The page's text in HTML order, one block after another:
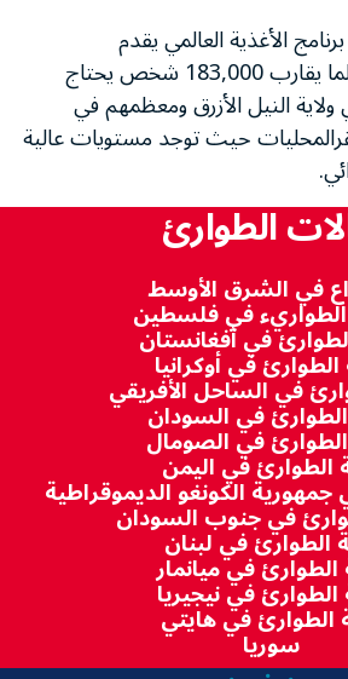
الأغذية العالمي يقدم
المساعدات الغذائية لما يقارب 183,000 شخص يحتاج
ولاية النيل الأزرق ومعظمهم في
حيث توجد مستويات عالية
الطوارئ
في الشرق الأوسط
في فلسطين
في أفغانستان
في أوكرانيا
في الساحل الأفريقي
في السودان
في الصومال
الطوارئ في اليمن
الكونغو الديموقراطية
في جنوب السودان
الطوارئ في لبنان
الطوارئ في ميانمار
الطوارئ في نيجيريا
الطوارئ في هايتي
سوريا